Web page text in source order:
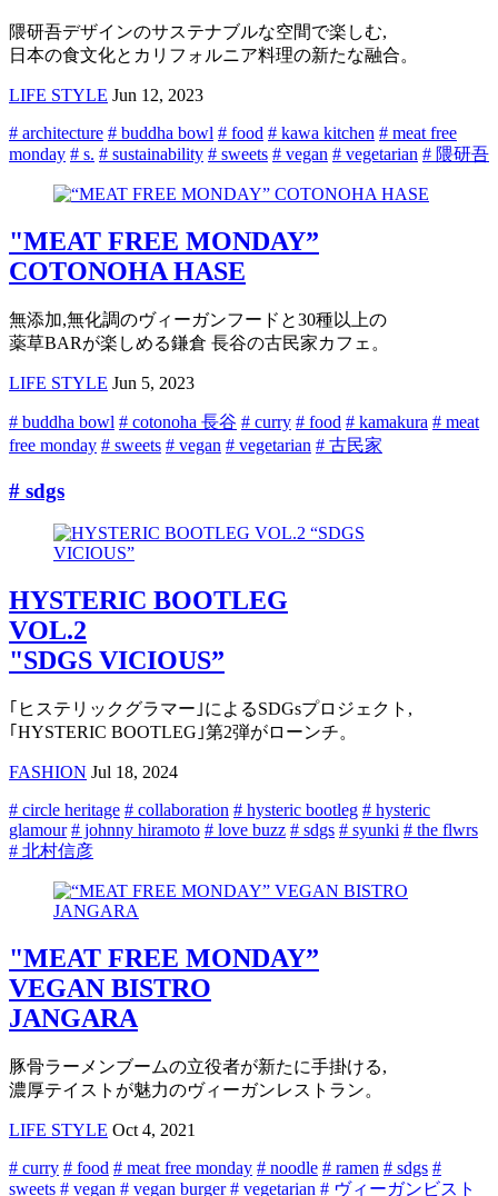
隈研吾デザインのサステナブルな空間で楽しむ,
日本の食文化とカリフォルニア料理の新たな融合。
LIFE STYLE Jun 12, 2023
# architecture # buddha bowl # food # kawa kitchen # meat free
monday # s. # sustainability # sweets # vegan # vegetarian # 隈研吾
"MEAT FREE MONDAY”
COTONOHA HASE
無添加,無化調のヴィーガンフードと30種以上の
薬草BARが楽しめる鎌倉 長谷の古民家カフェ。
LIFE STYLE Jun 5, 2023
# buddha bowl # cotonoha 長谷 # curry # food # kamakura # meat
free monday # sweets # vegan # vegetarian # 古民家
# sdgs
HYSTERIC BOOTLEG
VOL.2
"SDGS VICIOUS”
｢ヒステリックグラマー｣によるSDGsプロジェクト,
｢HYSTERIC BOOTLEG｣第2弾がローンチ。
FASHION Jul 18, 2024
# circle heritage # collaboration # hysteric bootleg # hysteric
glamour # johnny hiramoto # love buzz # sdgs # syunki # the flwrs
# 北村信彦
"MEAT FREE MONDAY”
VEGAN BISTRO
JANGARA
豚骨ラーメンブームの立役者が新たに手掛ける,
濃厚テイストが魅力のヴィーガンレストラン。
LIFE STYLE Oct 4, 2021
# curry # food # meat free monday # noodle # ramen # sdgs #
sweets # vegan # vegan burger # vegetarian # ヴィーガンビスト